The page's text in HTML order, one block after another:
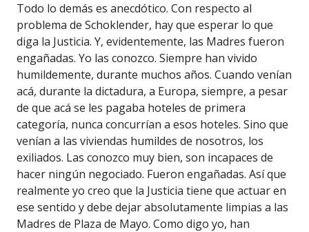
Todo lo demás es anecdótico. Con respecto al
problema de Schoklender, hay que esperar lo que
diga la Justicia. Y, evidentemente, las Madres fueron
engañadas. Yo las conozco. Siempre han vivido
humildemente, durante muchos años. Cuando venían
acá, durante la dictadura, a Europa, siempre, a pesar
de que acá se les pagaba hoteles de primera
categoría, nunca concurrían a esos hoteles. Sino que
venían a las viviendas humildes de nosotros, los
exiliados. Las conozco muy bien, son incapaces de
hacer ningún negociado. Fueron engañadas. Así que
realmente yo creo que la Justicia tiene que actuar en
ese sentido y debe dejar absolutamente limpias a las
Madres de Plaza de Mayo. Como digo yo, han